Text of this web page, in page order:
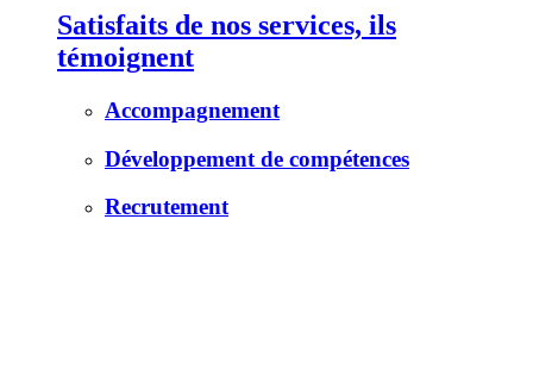
Satisfaits de nos services, ils
témoignent
Accompagnement
Développement de compétences
Recrutement